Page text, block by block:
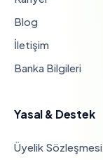
Blog
İletişim
Banka Bilgileri
Yasal & Destek
Üyelik Sözleşmesi